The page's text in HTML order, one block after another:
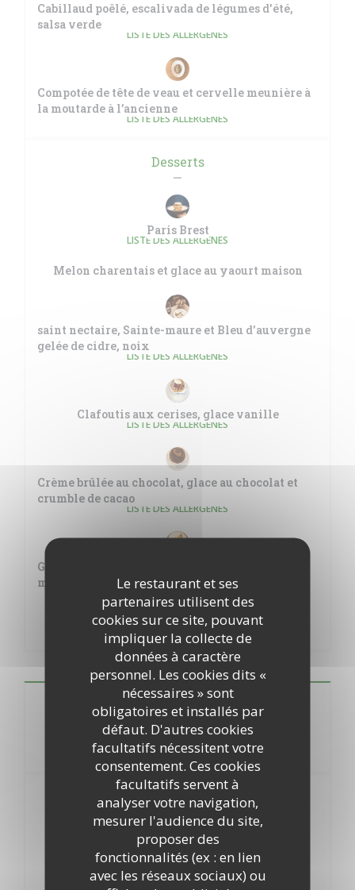
Le restaurant et ses
partenaires utilisent des
cookies sur ce site, pouvant
impliquer la collecte de
données à caractère
personnel. Les cookies dits «
nécessaires » sont
obligatoires et installés par
défaut. D'autres cookies
facultatifs nécessitent votre
consentement. Ces cookies
facultatifs servent à
analyser votre navigation,
mesurer l'audience du site,
proposer des
fonctionnalités (ex : en lien
avec les réseaux sociaux) ou
Cabillaud poêlé, escalivada de légumes d'été,
salsa verde
LISTE DES ALLERGÈNES
Compotée de tête de veau et cervelle meunière à
la moutarde à l’ancienne
LISTE DES ALLERGÈNES
Desserts
Paris Brest
LISTE DES ALLERGÈNES
Melon charentais et glace au yaourt maison
saint nectaire, Sainte-maure et Bleu d'auvergne
gelée de cidre, noix
LISTE DES ALLERGÈNES
Clafoutis aux cerises, glace vanille
LISTE DES ALLERGÈNES
Crème brûlée au chocolat, glace au chocolat et
crumble de cacao
LISTE DES ALLERGÈNES
Gâteau au fromage basque, confiture de fruit
maison et crème anglaise au spéculos
LISTE DES ALLERGÈNES
*Provenance : Irlande
Prix net service inclus
Carte des vins
Vins aux verres
Vin blancs
Rouges